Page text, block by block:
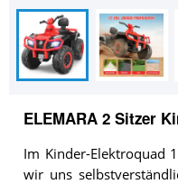
ELEMARA 2 Sitzer
Im Kinder-Elektroquad
wir uns